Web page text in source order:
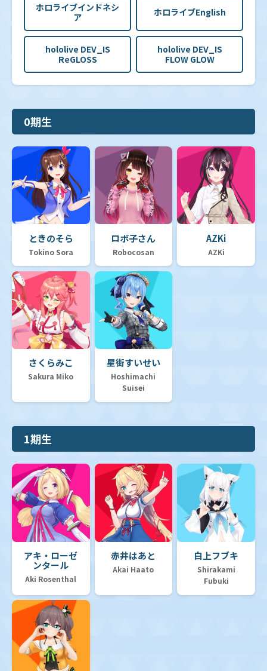
ホロライブインドネシ
ア
ホロライブEnglish
hololive DEV_IS
ReGLOSS
hololive DEV_IS
FLOW GLOW
0期生
ときのそら
Tokino Sora
ロボ子さん
Robocosan
AZKi
AZKi
さくらみこ
Sakura Miko
星街すいせい
Hoshimachi
Suisei
1期生
アキ・ローゼ
ンタール
Aki Rosenthal
赤井はあと
Akai Haato
白上フブキ
Shirakami
Fubuki